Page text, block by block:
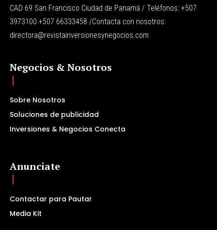
CAD 69 San Francisco Ciudad de Panamá / Teléfonos: +507
3973100 +507 66333458 /Contacta con nosotros:
directora@revistainversionesynegocios.com
Negocios & Nosotros
Sobre Nosotros
Soluciones de publicidad
Inversiones & Negocios Conecta
Anunciate
Contactar para Pautar
Media Kit